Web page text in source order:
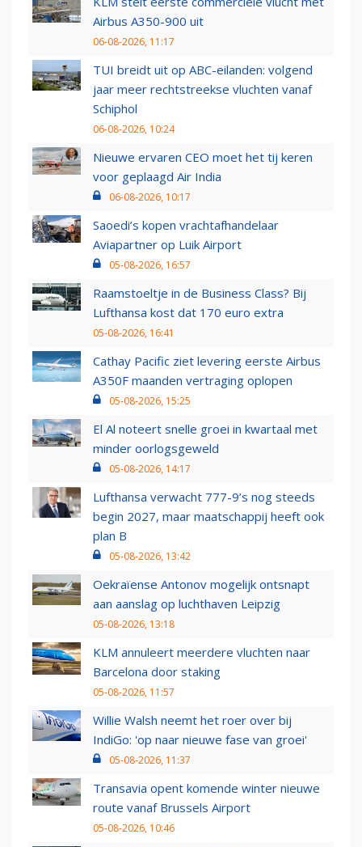
Airbus A350-900 uit
06-08-2026, 11:17
TUI breidt uit op ABC-eilanden: volgend
jaar meer rechtstreekse vluchten vanaf
Schiphol
06-08-2026, 10:24
Nieuwe ervaren CEO moet het tij keren
voor geplaagd Air India
06-08-2026, 10:17
Saoedi’s kopen vrachtafhandelaar
Aviapartner op Luik Airport
05-08-2026, 16:57
Raamstoeltje in de Business Class? Bij
Lufthansa kost dat 170 euro extra
05-08-2026, 16:41
Cathay Pacific ziet levering eerste Airbus
A350F maanden vertraging oplopen
05-08-2026, 15:25
El Al noteert snelle groei in kwartaal met
minder oorlogsgeweld
05-08-2026, 14:17
Lufthansa verwacht 777-9’s nog steeds
begin 2027, maar maatschappij heeft ook
plan B
05-08-2026, 13:42
Oekraïense Antonov mogelijk ontsnapt
aan aanslag op luchthaven Leipzig
05-08-2026, 13:18
KLM annuleert meerdere vluchten naar
Barcelona door staking
05-08-2026, 11:57
Willie Walsh neemt het roer over bij
IndiGo: 'op naar nieuwe fase van groei'
05-08-2026, 11:37
Transavia opent komende winter nieuwe
route vanaf Brussels Airport
05-08-2026, 10:46